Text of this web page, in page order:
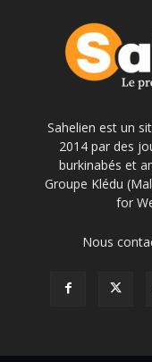
Sahelien est un
2014 par des
burkinabés et
Groupe Klédu
for
Nous